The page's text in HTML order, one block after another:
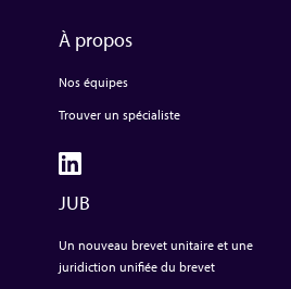
À propos
Nos équipes
Trouver un spécialiste
JUB
Un nouveau brevet unitaire et une
juridiction unifiée du brevet